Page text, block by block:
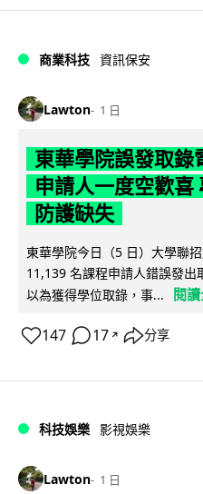
商業科技 資訊保安
Lawton 1 日
東華學院誤發取錄
申請人一度空歡喜
防護缺失
東華學院今日（5 日）大學聯
11,139 名課程申請人錯誤發
以為獲得學位取錄，事...
閱
147 17 ↗ 分享
科技娛樂 影視娛樂
Lawton 1 日